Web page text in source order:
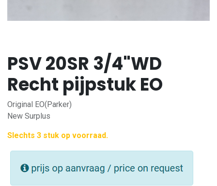
PSV 20SR 3/4"WD
Recht pijpstuk EO
Original EO(Parker)
New Surplus
Slechts 3 stuk op voorraad.